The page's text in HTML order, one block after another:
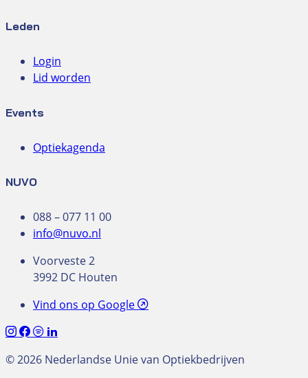
Leden
Login
Lid worden
Events
Optiekagenda
NUVO
088 – 077 11 00
info@nuvo.nl
Voorveste 2
3992 DC Houten
Vind ons op Google
© 2026 Nederlandse Unie van Optiekbedrijven